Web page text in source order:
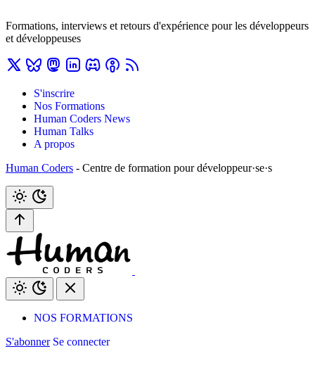
Formations, interviews et retours d'expérience pour les développeurs
et développeuses
S'inscrire
Nos Formations
Human Coders News
Human Talks
A propos
Human Coders - Centre de formation pour développeur·se·s
NOS FORMATIONS
S'abonner Se connecter